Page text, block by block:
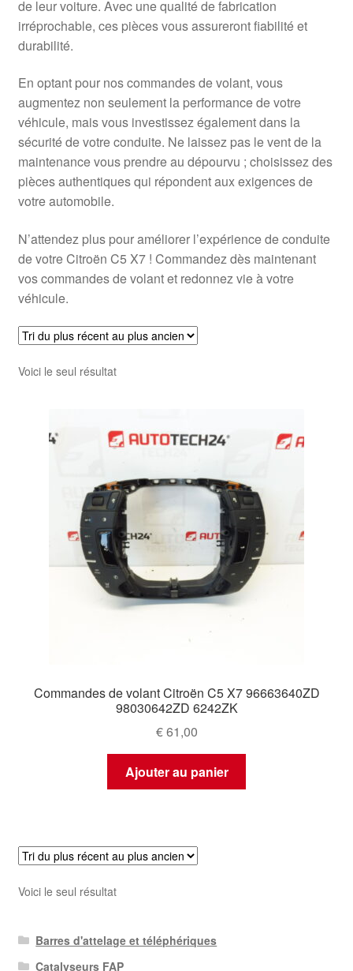
Procédure de Réclamation
Termes et conditions
de leur voiture. Avec une qualité de fabrication
irréprochable, ces pièces vous assureront fiabilité et
durabilité.
En optant pour nos commandes de volant, vous
augmentez non seulement la performance de votre
véhicule, mais vous investissez également dans la
sécurité de votre conduite. Ne laissez pas le vent de la
maintenance vous prendre au dépourvu ; choisissez des
pièces authentiques qui répondent aux exigences de
votre automobile.
N’attendez plus pour améliorer l’expérience de conduite
de votre Citroën C5 X7 ! Commandez dès maintenant
vos commandes de volant et redonnez vie à votre
véhicule.
Voici le seul résultat
Commandes de volant Citroën C5 X7 96663640ZD
98030642ZD 6242ZK
€61,00
Ajouter au panier
Voici le seul résultat
Barres d'attelage et téléphériques
Catalyseurs FAP